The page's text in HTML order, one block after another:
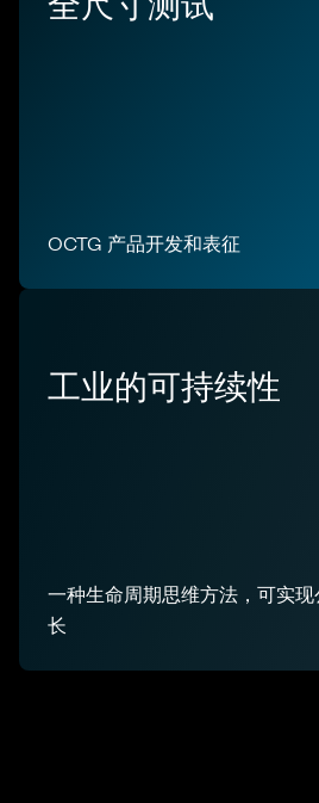
OCTG 产品开发和表征
工业的可持续性
一种生命周期思维方法，可实
长